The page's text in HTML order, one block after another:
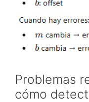
Problemas
cómo